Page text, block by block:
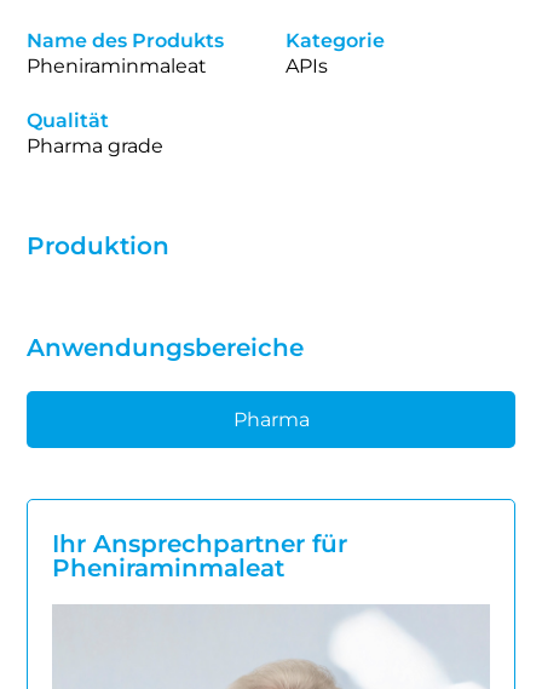
Name des Produkts
Pheniraminmaleat
Kategorie
APIs
Qualität
Pharma grade
Produktion
Anwendungsbereiche
Pharma
Ihr Ansprechpartner für
Pheniraminmaleat